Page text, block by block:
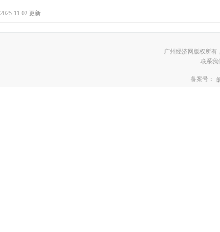
2025-11-02 更新
广州经济网版权所有
联系我
备案号：